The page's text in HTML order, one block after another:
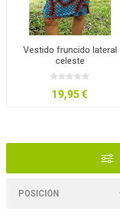
Vestido fruncido lateral
celeste
19,95 €